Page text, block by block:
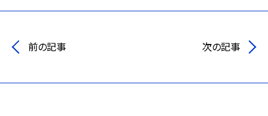
前の記事 次の記事